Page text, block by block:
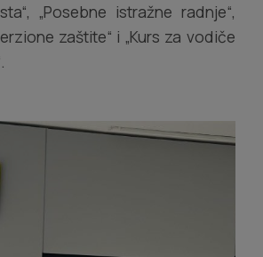
„Posebne istražne radnje“,
zaštite“ i „Kurs za vodiče